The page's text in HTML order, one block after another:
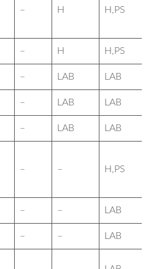
– H H,PS
– H H,PS
– LAB LAB
– LAB LAB
– LAB LAB
– – H,PS
– – LAB
– – LAB